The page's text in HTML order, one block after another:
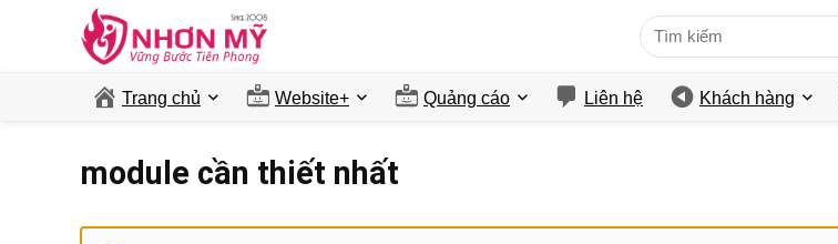
Trang chủ Website+ Quảng cáo Liên hệ Khách hàng
module cần thiết nhất